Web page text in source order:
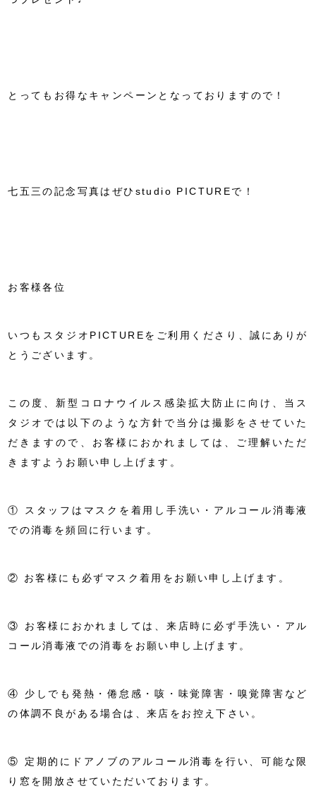
とってもお得なキャンペーンとなっておりますので！
七五三の記念写真はぜひstudio PICTUREで！
お客様各位
いつもスタジオPICTUREをご利用くださり、誠にありが
とうございます。
この度、新型コロナウイルス感染拡大防止に向け、当ス
タジオでは以下のような方針で当分は撮影をさせていた
だきますので、お客様におかれましては、ご理解いただ
きますようお願い申し上げます。
① スタッフはマスクを着用し手洗い・アルコール消毒液
での消毒を頻回に行います。
② お客様にも必ずマスク着用をお願い申し上げます。
③ お客様におかれましては、来店時に必ず手洗い・アル
コール消毒液での消毒をお願い申し上げます。
④ 少しでも発熱・倦怠感・咳・味覚障害・嗅覚障害など
の体調不良がある場合は、来店をお控え下さい。
⑤ 定期的にドアノブのアルコール消毒を行い、可能な限
り窓を開放させていただいております。